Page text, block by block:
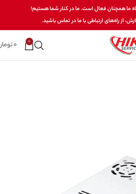
ما همچنان فعال است. ما در کنار شما هستیم!
از راه‌های ارتباطی با ما در تماس باشید.
0
0